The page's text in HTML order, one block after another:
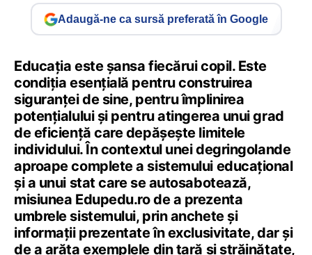
Adaugă-ne ca sursă preferată în Google
Educația este șansa fiecărui copil. Este
condiția esențială pentru construirea
siguranței de sine, pentru împlinirea
potențialului și pentru atingerea unui grad
de eficiență care depășește limitele
individului. În contextul unei degringolande
aproape complete a sistemului educațional
și a unui stat care se autosabotează,
misiunea Edupedu.ro de a prezenta
umbrele sistemului, prin anchete și
informații prezentate în exclusivitate, dar și
de a arăta exemplele din țară și străinătate,